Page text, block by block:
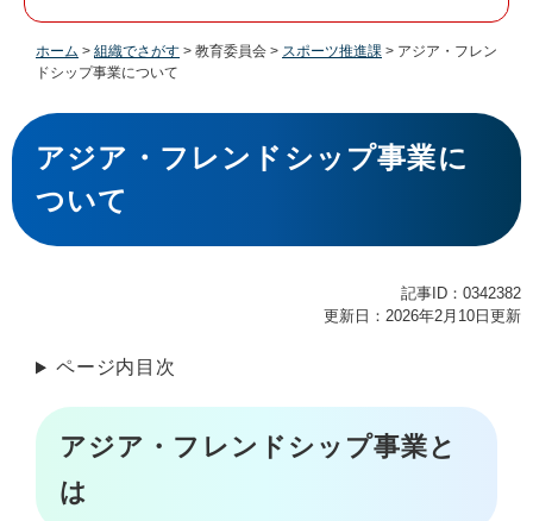
ホーム > 組織でさがす > 教育委員会 > スポーツ推進課 > アジア・フレン
ドシップ事業について
本
文
アジア・フレンドシップ事業に
ついて
記事ID：0342382
更新日：2026年2月10日更新
ページ内目次
アジア・フレンドシップ事業と
は